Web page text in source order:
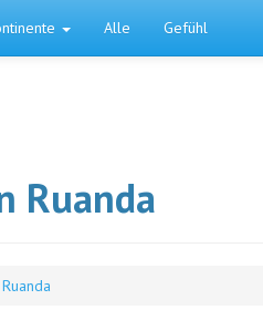
Alle Gefühl
Ruanda
Ruanda